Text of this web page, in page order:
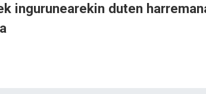
ingurunearekin duten